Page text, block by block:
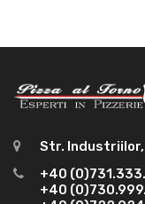
Str. Industriilor,
+40
+40